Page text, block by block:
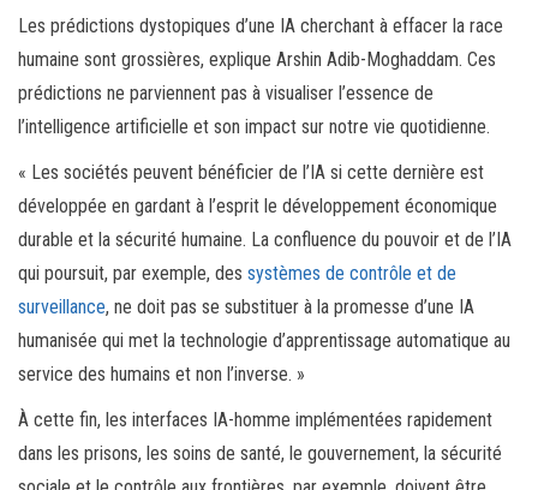
Les prédictions dystopiques d’une IA cherchant à effacer la race
humaine sont grossières, explique Arshin Adib-Moghaddam. Ces
prédictions ne parviennent pas à visualiser l’essence de
l’intelligence artificielle et son impact sur notre vie quotidienne.
« Les sociétés peuvent bénéficier de l’IA si cette dernière est
développée en gardant à l’esprit le développement économique
durable et la sécurité humaine. La confluence du pouvoir et de l’IA
qui poursuit, par exemple, des systèmes de contrôle et de
surveillance, ne doit pas se substituer à la promesse d’une IA
humanisée qui met la technologie d’apprentissage automatique au
service des humains et non l’inverse. »
À cette fin, les interfaces IA-homme implémentées rapidement
dans les prisons, les soins de santé, le gouvernement, la sécurité